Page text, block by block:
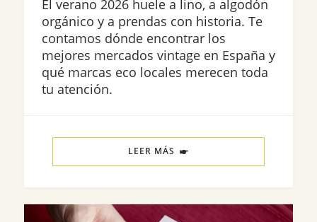
El verano 2026 huele a lino, a algodón
orgánico y a prendas con historia. Te
contamos dónde encontrar los
mejores mercados vintage en España y
qué marcas eco locales merecen toda
tu atención.
LEER MÁS